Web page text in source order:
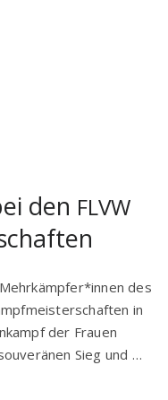
den FLVW
des
in
der Frauen
Sieg und …